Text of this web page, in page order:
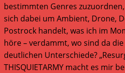
bestimmten Genres
sich dabei um Ambient, Drone,
Postrock handelt, was ich im
höre – verdammt, wo sind da
deutlichen Unterschiede?
THISQUIETARMY macht es mir